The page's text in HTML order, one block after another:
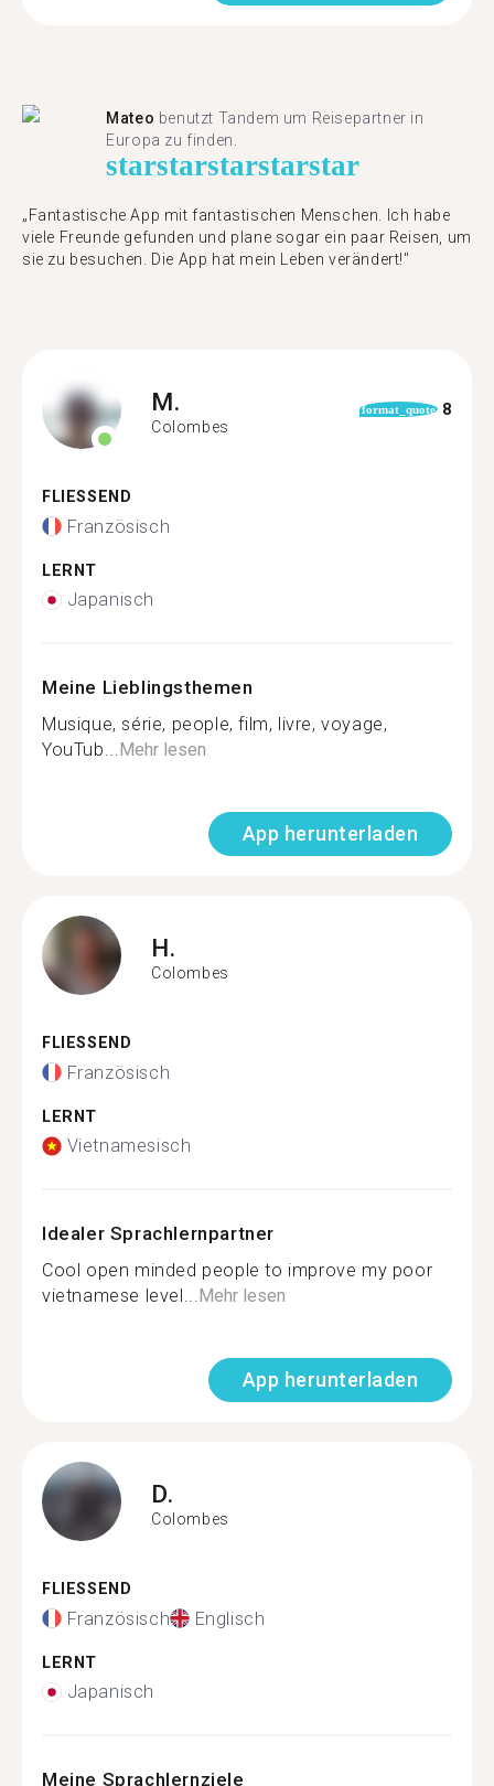
Mateo benutzt Tandem um Reisepartner in
Europa zu finden.
starstarstarstarstar
„Fantastische App mit fantastischen Menschen. Ich habe
viele Freunde gefunden und plane sogar ein paar Reisen, um
sie zu besuchen. Die App hat mein Leben verändert!"
M.
Colombes
format_quote 8
FLIESSEND
Französisch
LERNT
Japanisch
Meine Lieblingsthemen
Musique, série, people, film, livre, voyage,
YouTub...Mehr lesen
App herunterladen
H.
Colombes
FLIESSEND
Französisch
LERNT
Vietnamesisch
Idealer Sprachlernpartner
Cool open minded people to improve my poor
vietnamese level...Mehr lesen
App herunterladen
D.
Colombes
FLIESSEND
Französisch Englisch
LERNT
Japanisch
Meine Sprachlernziele